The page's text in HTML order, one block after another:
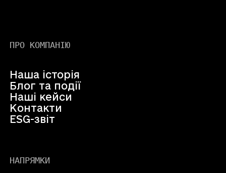
ПРО КОМПАНІЮ
Наша історія
Блог та події
Наші кейси
Контакти
ESG-звіт
НАПРЯМКИ